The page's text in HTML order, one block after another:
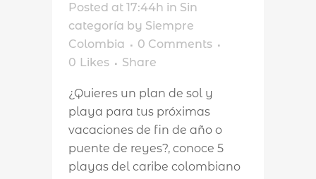
Posted at 17:44h in Sin
categoría by Siempre
Colombia
0 Comments
0 Likes Share
¿Quieres un plan de sol y
playa para tus próximas
vacaciones de fin de año o
puente de reyes?, conoce 5
playas del caribe colombiano